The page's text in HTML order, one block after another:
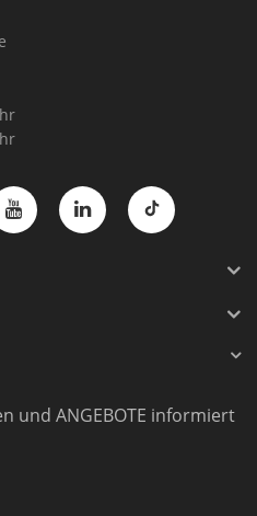
und ANGEBOTE informiert